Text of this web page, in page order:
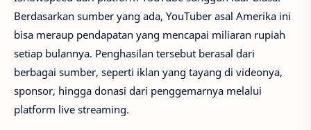
Berdasarkan sumber yang ada, YouTuber asal Amerika ini
bisa meraup pendapatan yang mencapai miliaran rupiah
setiap bulannya. Penghasilan tersebut berasal dari
berbagai sumber, seperti iklan yang tayang di videonya,
sponsor, hingga donasi dari penggemarnya melalui
platform live streaming.